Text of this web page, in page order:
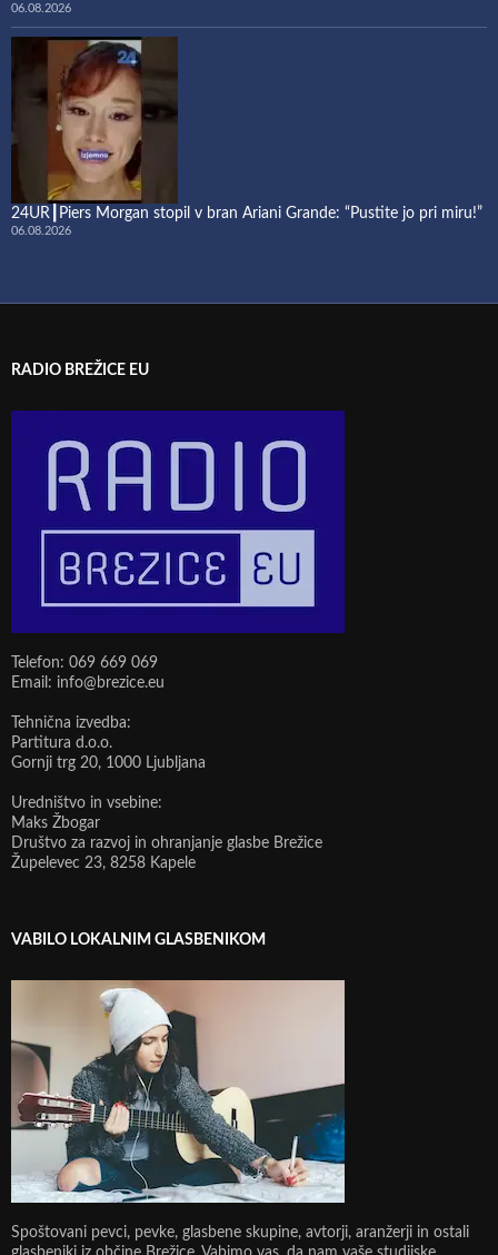
06.08.2026
24UR┃Piers Morgan stopil v bran Ariani Grande: “Pustite jo pri miru!”
06.08.2026
RADIO BREŽICE EU
Telefon: 069 669 069
Email: info@brezice.eu
Tehnična izvedba:
Partitura d.o.o.
Gornji trg 20, 1000 Ljubljana
Uredništvo in vsebine:
Maks Žbogar
Društvo za razvoj in ohranjanje glasbe Brežice
Župelevec 23, 8258 Kapele
VABILO LOKALNIM GLASBENIKOM
Spoštovani pevci, pevke, glasbene skupine, avtorji, aranžerji in ostali